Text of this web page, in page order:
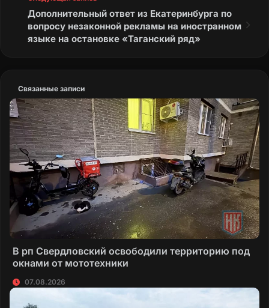
администрации Суражского района
внесено представление.
О результатах рассмотрения данного
В случае несогласия с данным решением Вы
вправе обжаловать его вышестоящему
прокурору либо в Суражский районный суд.
Дополнительный ответ из Екатеринбурга по
вопросу незаконной рекламы на иностранном
языке на остановке «Таганский ряд»
Связанные записи
В рп Свердловский освободили территорию под
окнами от мототехники
07.08.2026